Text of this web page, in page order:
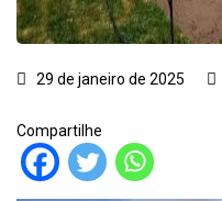
29 de janeiro de 2025
Compartilhe